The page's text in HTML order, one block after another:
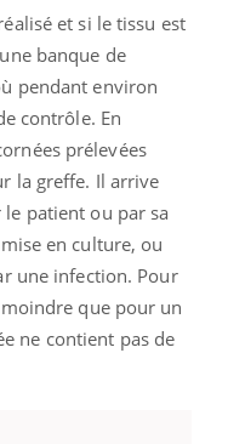
et si le tissu est
banque de
pendant environ
contrôle. En
prélevées
la greffe. Il arrive
patient ou par sa
en culture, ou
une infection. Pour
que pour un
ne contient pas de